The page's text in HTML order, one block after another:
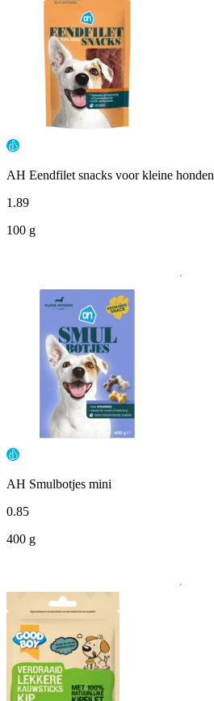
AH Eendfilet snacks voor kleine honden
1 .89
100 g
AH Smulbotjes mini
0.85
400 g